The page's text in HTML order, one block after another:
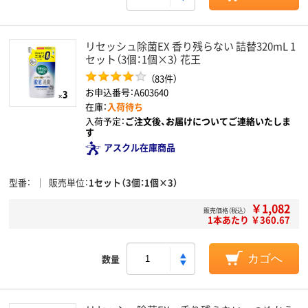
リセッシュ除菌EX 香り残らない 詰替320mL 1
セット（3個：1個×3） 花王
（83件）
お申込番号：A603640
在庫：入荷待ち
入荷予定：ご注文後、お届けについてご連絡いたしま
す
アスクル在庫商品
型番 販売単位 1セット（3個：1個×3）
販売価格（税込） ￥1,082
1本あたり ￥360.67
数量 カゴへ